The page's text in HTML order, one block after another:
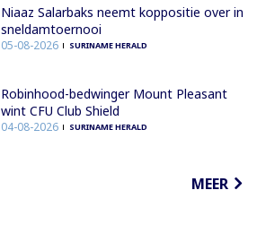
Niaaz Salarbaks neemt koppositie over in
sneldamtoernooi
05-08-2026 SURINAME HERALD
Robinhood-bedwinger Mount Pleasant
wint CFU Club Shield
04-08-2026 SURINAME HERALD
MEER